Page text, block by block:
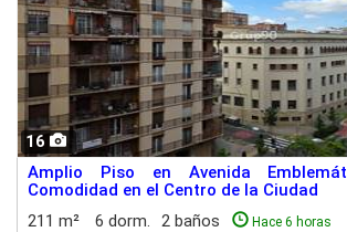
16
Amplio Piso en Avenida
Comodidad en el Centro de la Ciudad
211 m²
6 dorm. 2 baños Hace 6 horas